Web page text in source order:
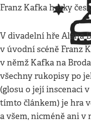
Franz Kafka hezky
V divadelní hře Alana
v úvodní scéně Franz
v němž Kafka na
všechny rukopisy po
(glosu o její inscenaci
tímto článkem) je hra
a všem, nicméně ani v